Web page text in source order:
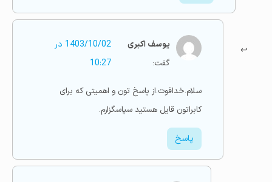
یوسف اکبری
گفت:
1403/10/02 در
10:27
سلام.خداقوت.از پاسخ تون و اهمیتی که برای
کابراتون قایل هستید سپاسگزارم.
پاسخ